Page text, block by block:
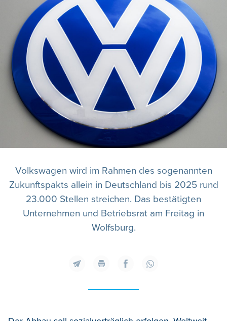
Volkswagen wird im Rahmen des sogenannten
Zukunftspakts allein in Deutschland bis 2025 rund
23.000 Stellen streichen. Das bestätigten
Unternehmen und Betriebsrat am Freitag in
Wolfsburg.